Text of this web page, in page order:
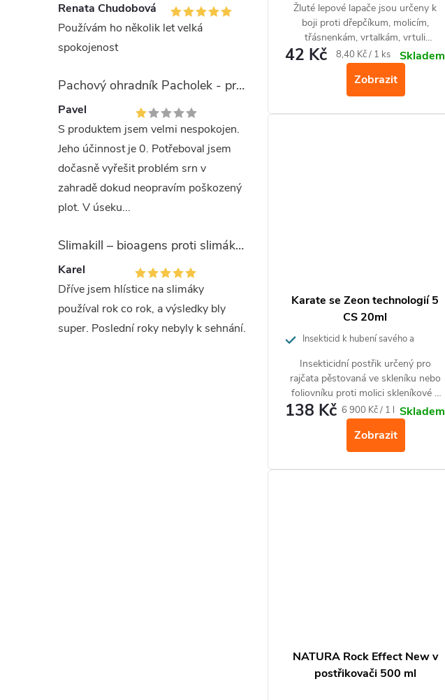
Renata Chudobová
Používám ho několik let velká
spokojenost
Pachový ohradník Pacholek - proti vysoké zvěři
Pavel
S produktem jsem velmi nespokojen.
Jeho účinnost je 0. Potřeboval jsem
dočasně vyřešit problém srn v
zahradě dokud neopravím poškozený
plot. V úseku...
Slimakill – bioagens proti slimákům (12 mil.)
Karel
Dříve jsem hlístice na slimáky
používal rok co rok, a výsledky bly
super. Poslední roky nebyly k sehnání.
Žluté lepové lapače jsou určeny k
boji proti dřepčíkum, molicím,
třásnenkám, vrtalkám, vrtuli
třešnové, smutnicím, nosatcům. Pro
vnitřní i venkovní použití.
42 Kč
Měrná
8,40 Kč / 1 ks
Skladem
Zobrazit
Karate se Zeon technologií 5
CS 20ml
Insekticid k hubení savého a
Insekticidní postřik určený pro
rajčata pěstovaná ve skleníku nebo
foliovníku proti molici skleníkové a
mandelince bramborové.
138 Kč Měrná
6 900 Kč / 1 l Skladem
Zobrazit
NATURA Rock Effect New v
postřikovači 500 ml